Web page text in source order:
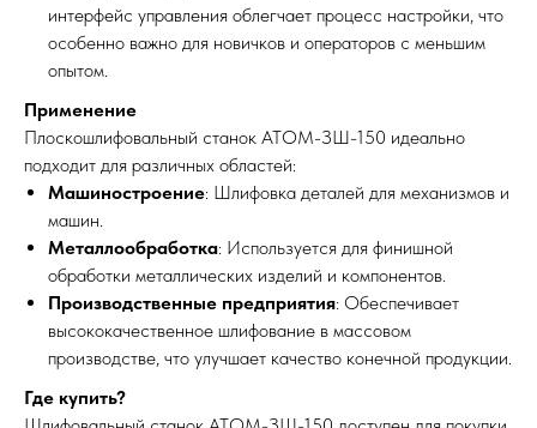
интерфейс управления облегчает процесс настройки, что
особенно важно для новичков и операторов с меньшим
опытом.
Применение
Плоскошлифовальный станок АТОМ-ЗШ-150 идеально
подходит для различных областей:
Машиностроение: Шлифовка деталей для механизмов и
машин.
Металлообработка: Используется для финишной
обработки металлических изделий и компонентов.
Производственные предприятия: Обеспечивает
высококачественное шлифование в массовом
производстве, что улучшает качество конечной продукции.
Где купить?